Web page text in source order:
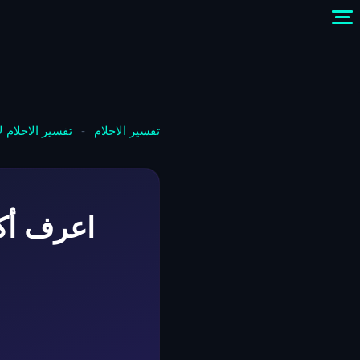
تفسير الاحلام - تفسير
اعرف